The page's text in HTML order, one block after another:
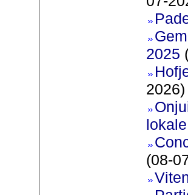
2025
2026)
(08-